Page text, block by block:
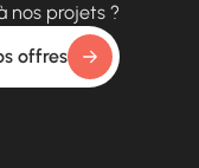
nos projets ?
offres